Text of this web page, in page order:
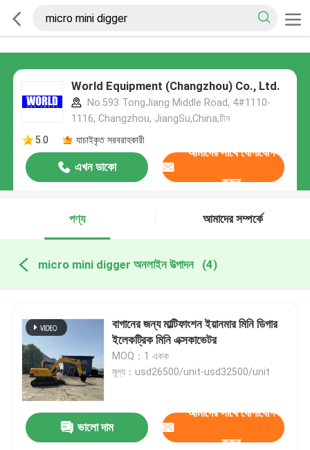
World Equipment (Changzhou) Co., Ltd.
No.593 TongJiang Middle Road, 4#1110-
1116, Changzhou, JiangSu,China,চীন
5.0
যাচাইকৃত সরবরাহকারী
এখন ডাকো
আমাদের সাথে যোগাযোগ
করুন
পণ্য আমাদের সম্পর্কে
micro mini digger অনলাইন উত্পাদন (4)
বাগানের জন্য মাল্টিফাংশন ইয়ানমার মিনি ডিগার
ইলেকট্রিক মিনি এক্সকাভেটর
MOQ：1 একক
মূল্য：usd26500/unit-usd32500/unit
ভালো দাম
আমাদের সাথে যোগাযোগ
করুন